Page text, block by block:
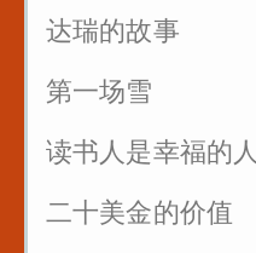
达瑞的故事
第一场雪
读书人是幸福的人
二十美金的价值